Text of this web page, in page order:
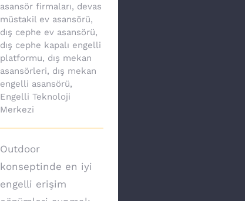
asansör firmaları, devas
müstakil ev asansörü,
dış cephe ev asansörü,
dış cephe kapalı engelli
platformu, dış mekan
asansörleri, dış mekan
engelli asansörü,
Engelli Teknoloji
Merkezi
Outdoor
konseptinde en iyi
engelli erişim